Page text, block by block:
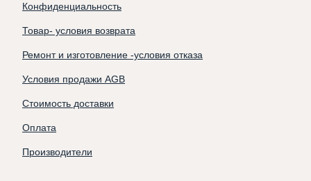
Конфиденциальность
Товар- условия возврата
Ремонт и изготовление -условия отказа
Условия продажи AGB
Стоимость доставки
Оплата
Производители